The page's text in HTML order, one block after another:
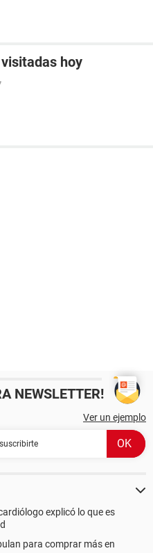
hoy
NEWSLETTER!
Ver un ejemplo
explicó lo que es
para comprar más en